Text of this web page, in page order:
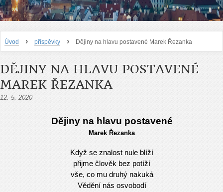
Úvod › příspěvky › Dějiny na hlavu postavené Marek Řezanka
DĚJINY NA HLAVU POSTAVENÉ
MAREK ŘEZANKA
12. 5. 2020
Dějiny na hlavu postavené
Marek Řezanka
Když se znalost nule blíží
přijme člověk bez potíží
vše, co mu druhý nakuká
Vědění nás osvobodí